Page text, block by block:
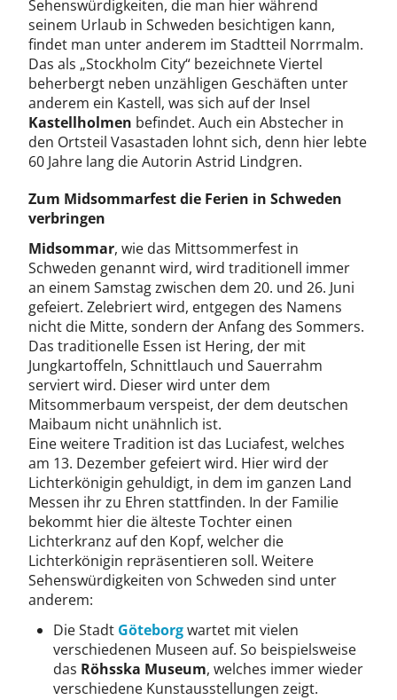
Sehenswürdigkeiten, die man hier während
seinem Urlaub in Schweden besichtigen kann,
findet man unter anderem im Stadtteil Norrmalm.
Das als „Stockholm City“ bezeichnete Viertel
beherbergt neben unzähligen Geschäften unter
anderem ein Kastell, was sich auf der Insel
Kastellholmen befindet. Auch ein Abstecher in
den Ortsteil Vasastaden lohnt sich, denn hier lebte
60 Jahre lang die Autorin Astrid Lindgren.
Zum Midsommarfest die Ferien in Schweden
verbringen
Midsommar, wie das Mittsommerfest in
Schweden genannt wird, wird traditionell immer
an einem Samstag zwischen dem 20. und 26. Juni
gefeiert. Zelebriert wird, entgegen des Namens
nicht die Mitte, sondern der Anfang des Sommers.
Das traditionelle Essen ist Hering, der mit
Jungkartoffeln, Schnittlauch und Sauerrahm
serviert wird. Dieser wird unter dem
Mitsommerbaum verspeist, der dem deutschen
Maibaum nicht unähnlich ist.
Eine weitere Tradition ist das Luciafest, welches
am 13. Dezember gefeiert wird. Hier wird der
Lichterkönigin gehuldigt, in dem im ganzen Land
Messen ihr zu Ehren stattfinden. In der Familie
bekommt hier die älteste Tochter einen
Lichterkranz auf den Kopf, welcher die
Lichterkönigin repräsentieren soll. Weitere
Sehenswürdigkeiten von Schweden sind unter
anderem:
Die Stadt Göteborgwartet mit vielen
verschiedenen Museen auf. So beispielsweise
das Röhsska Museum, welches immer wieder
verschiedene Kunstausstellungen zeigt.